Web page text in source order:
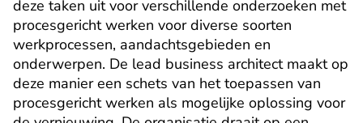
deze taken uit voor verschillende onderzoeken met
procesgericht werken voor diverse soorten
werkprocessen, aandachtsgebieden en
onderwerpen. De lead business architect maakt op
deze manier een schets van het toepassen van
procesgericht werken als mogelijke oplossing voor